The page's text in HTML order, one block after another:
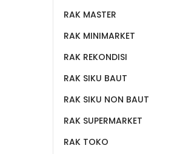
RAK MASTER
RAK MINIMARKET
RAK REKONDISI
RAK SIKU BAUT
RAK SIKU NON BAUT
RAK SUPERMARKET
RAK TOKO